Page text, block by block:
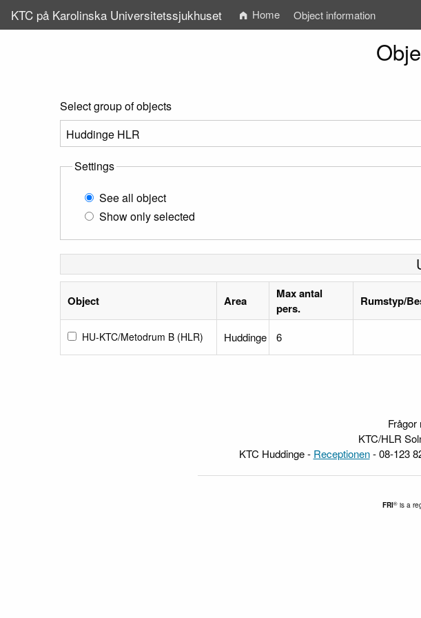
KTC på Karolinska Universitetssjukhuset Home Object information
Select group of objects
Settings
See all object
Show only selected
Object Area
Max antal
pers.
Rumstyp/
HU-KTC/Metodrum B (HLR) Huddinge 6
Frågor
KTC/HLR
KTC Huddinge - Receptionen- 08-123
FRI® is a